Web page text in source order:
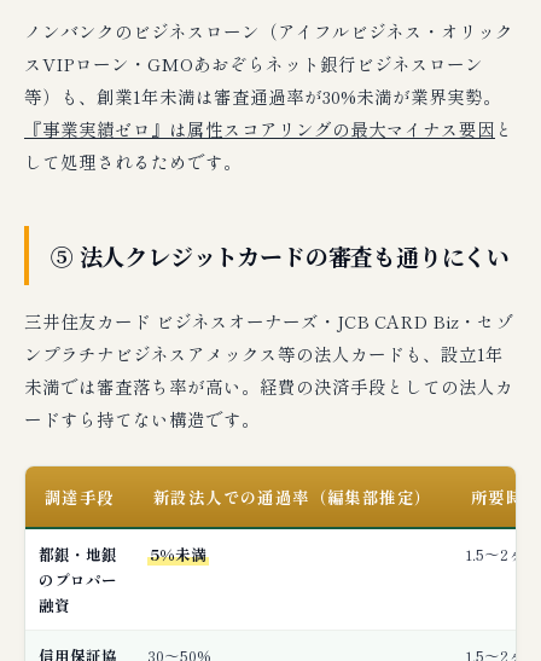
ノンバンクのビジネスローン（アイフルビジネス・オリック
スVIPローン・GMOあおぞらネット銀行ビジネスローン
等）も、創業1年未満は審査通過率が30%未満が業界実勢。
『事業実績ゼロ』は属性スコアリングの最大マイナス要因 と
して処理されるためです。
⑤ 法人クレジットカードの審査も通りにくい
三井住友カード ビジネスオーナーズ・JCB CARD Biz・セゾ
ンプラチナビジネスアメックス等の法人カードも、設立1年
未満では審査落ち率が高い。経費の決済手段としての法人カ
ードすら持てない構造です。
調達手段 新設法人での通過率（編集部推定） 所要時間
都銀・地銀
のプロパー
融資
5%未満 1.5〜2ヶ月
信用保証協 30〜50% 1.5〜2ヶ月